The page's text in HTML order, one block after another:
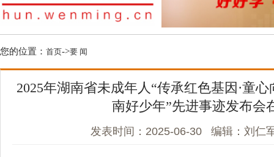
您的位置： ->
2025年湖南省未成年人“传承红色基因·童心向
南好少年”先进事迹发布会在长
发表时间：2025-06-30 编辑：刘仁军 来